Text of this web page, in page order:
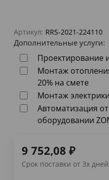
Артикул: RRS-2021-224110
Дополнительные услуги:
Проектирование
Монтаж
20% на смете
Монтаж
Автоматизация
оборудовании
9 752,08 ₽
Срок поставки от 3х дней